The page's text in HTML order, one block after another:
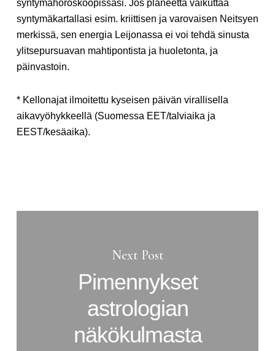
syntymähoroskoopissasi. Jos planeetta vaikuttaa
syntymäkartallasi esim. kriittisen ja varovaisen Neitsyen
merkissä, sen energia Leijonassa ei voi tehdä sinusta
ylitsepursuavan mahtipontista ja huoletonta, ja
päinvastoin.
* Kellonajat ilmoitettu kyseisen päivän virallisella
aikavyöhykkeellä (Suomessa EET/talviaika ja
EEST/kesäaika).
Next Post
Pimennykset
astrologian
näkökulmasta